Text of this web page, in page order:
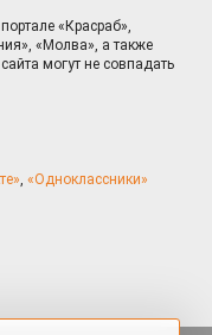
«Красраб»,
«Молва», а также
могут не совпадать
, «Одноклассники»